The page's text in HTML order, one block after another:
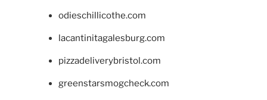
odieschillicothe.com
lacantinitagalesburg.com
pizzadeliverybristol.com
greenstarsmogcheck.com